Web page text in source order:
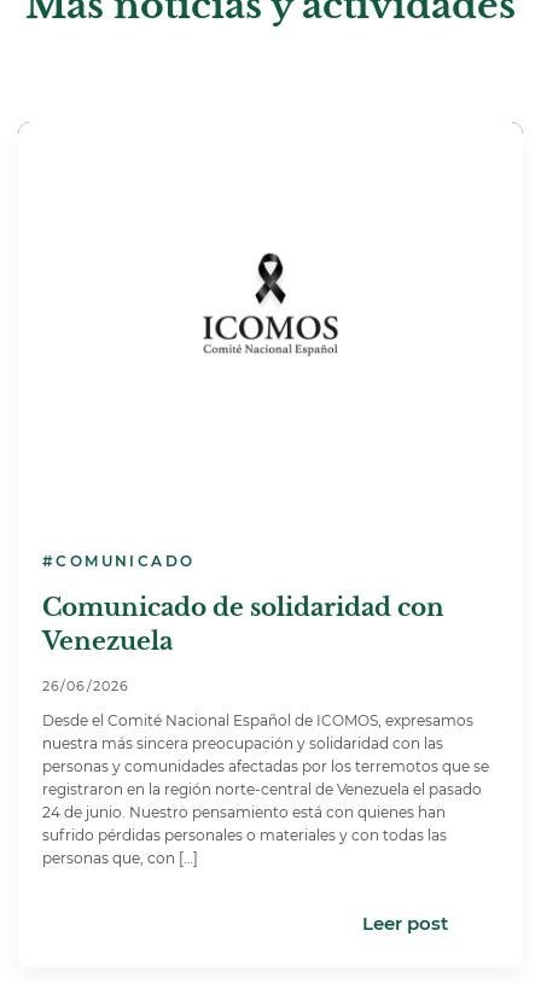
#COMUNICADO
Comunicado de solidaridad con
Venezuela
26/06/2026
Desde el Comité Nacional Español de ICOMOS, expresamos
nuestra más sincera preocupación y solidaridad con las
personas y comunidades afectadas por los terremotos que se
registraron en la región norte-central de Venezuela el pasado
24 de junio. Nuestro pensamiento está con quienes han
sufrido pérdidas personales o materiales y con todas las
personas que, con […]
Leer post